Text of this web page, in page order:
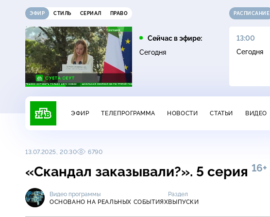
ЭФИР СТИЛЬ СЕРИАЛ ПРАВО
Сейчас в эфире:
Сегодня
РАСПИСАНИЕ
11:00
ДНК16+
12:00
Жди меня
13:00
Сегодня
ЭФИР ТЕЛЕПРОГРАММА НОВОСТИ СТАТЬИ ВИДЕО
13.07.2025, 20:30 6790
«Скандал заказывали?». 5 серия 16+
Видео программы
ОСНОВАНО НА РЕАЛЬНЫХ СОБЫТИЯХ
Раздел
ВЫПУСКИ